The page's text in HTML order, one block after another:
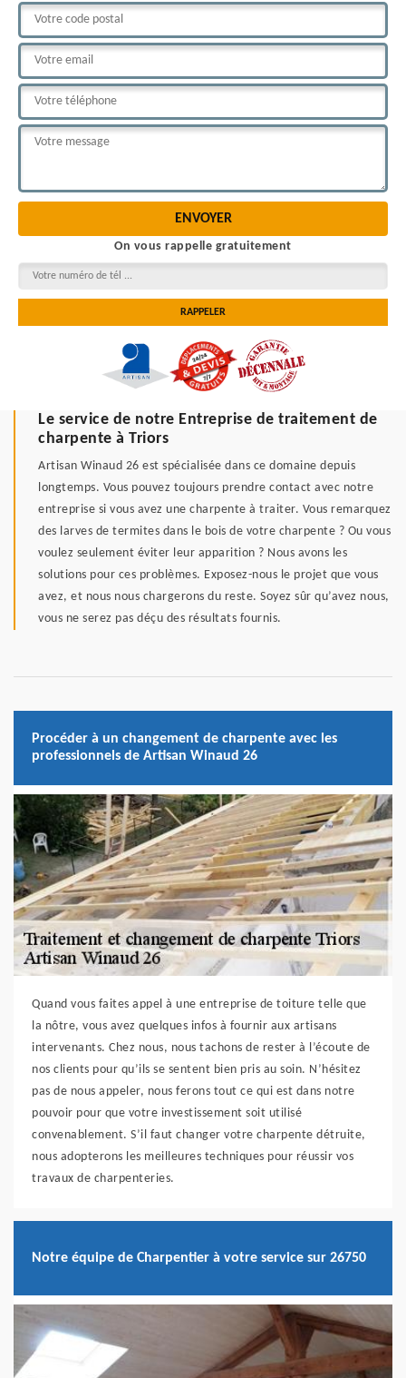
On vous rappelle gratuitement
Le service de notre Entreprise de traitement de
charpente à Triors
Artisan Winaud 26 est spécialisée dans ce domaine depuis
longtemps. Vous pouvez toujours prendre contact avec notre
entreprise si vous avez une charpente à traiter. Vous remarquez
des larves de termites dans le bois de votre charpente ? Ou vous
voulez seulement éviter leur apparition ? Nous avons les
solutions pour ces problèmes. Exposez-nous le projet que vous
avez, et nous nous chargerons du reste. Soyez sûr qu’avez nous,
vous ne serez pas déçu des résultats fournis.
Procéder à un changement de charpente avec les
professionnels de Artisan Winaud 26
Quand vous faites appel à une entreprise de toiture telle que
la nôtre, vous avez quelques infos à fournir aux artisans
intervenants. Chez nous, nous tachons de rester à l’écoute de
nos clients pour qu’ils se sentent bien pris au soin. N’hésitez
pas de nous appeler, nous ferons tout ce qui est dans notre
pouvoir pour que votre investissement soit utilisé
convenablement. S’il faut changer votre charpente détruite,
nous adopterons les meilleures techniques pour réussir vos
travaux de charpenteries.
Notre équipe de Charpentier à votre service sur 26750